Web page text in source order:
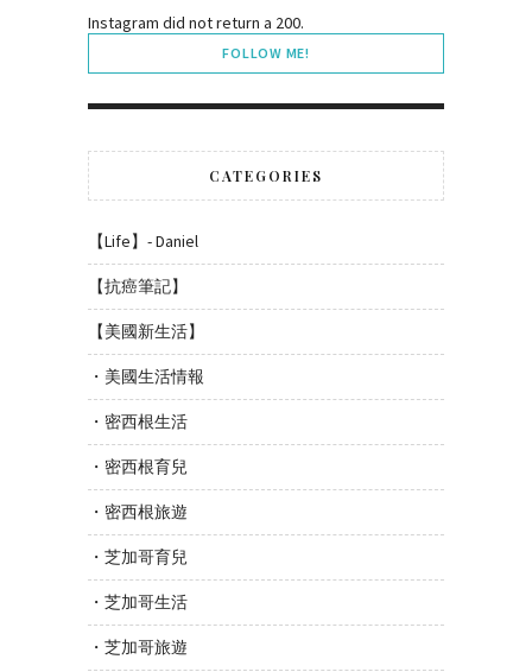
Instagram did not return a 200.
FOLLOW ME!
CATEGORIES
【Life】- Daniel
【抗癌筆記】
【美國新生活】
・美國生活情報
・密西根生活
・密西根育兒
・密西根旅遊
・芝加哥育兒
・芝加哥生活
・芝加哥旅遊